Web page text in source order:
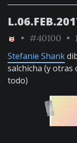
• #40100 •
Stefanie Shank
salchicha (y otras
todo)